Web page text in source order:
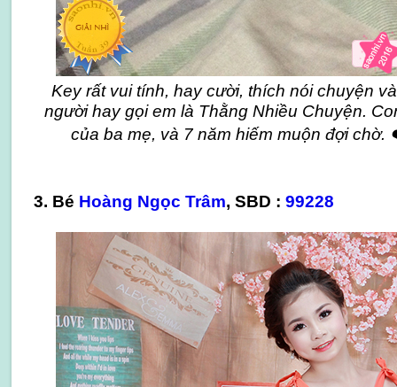
Key rất vui tính, hay cười, thích nói chuyện
người hay gọi em là Thằng Nhiều Chuyện.
của ba mẹ, và 7 năm hiếm muộn đợi
3. Bé Hoàng Ngọc Trâm, SBD : 99228